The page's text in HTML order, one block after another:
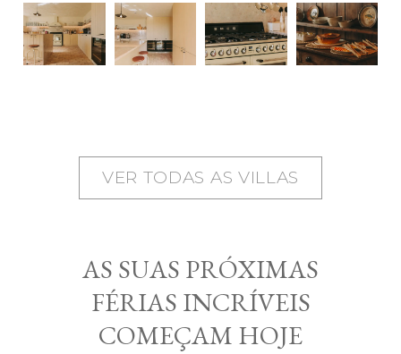
VER TODAS AS VILLAS
AS SUAS PRÓXIMAS
FÉRIAS INCRÍVEIS
COMEÇAM HOJE